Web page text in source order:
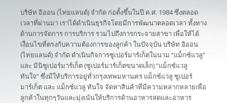
บริษัท อิออน (ไทยแลนด์) จำกัด ก่อตั้งขึ้นในปี ค.ศ. 1984 ซึ่งตลอด
เวลาที่ผ่านมา เราได้ดำเนินธุรกิจโดยมีการพัฒนาตลอดเวลา ทั้งทาง
ด้านการจัดการ การบริการ รวมไปถึงการกระจายสาขา เพื่อให้ได้
เงื่อนไขที่ตรงกับความต้องการของลูกค้า ในปัจจุบัน บริษัท อิออน
(ไทยแลนด์) จำกัด ดำเนินกิจการซูเปอร์มาร์เก็ตในนาม “แม็กซ์แวลู”
และ มินิซูเปอร์มาร์เก็ต (ซูเปอร์มาร์เก็ตขนาดเล็ก) “แม็กซ์แวลู
ทันใจ” ซึ่งมีให้บริการอยู่ทั่วกรุงเทพมหานคร แม็กซ์แวลู ซูเปอร์
มาร์เก็ต และ แม็กซ์แวลู ทันใจ จัดหาสินค้าที่มีความหลากหลายเพื่อ
ลูกค้าในทุกๆวันและมุ่งเน้นให้บริการด้านอาหารสดและอาหาร